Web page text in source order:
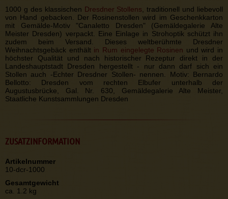
1000 g des klassischen Dresdner Stollens , traditionell und liebevoll
von Hand gebacken. Der Rosinenstollen wird im Geschenkkarton
mit Gemälde-Motiv "Canaletto Dresden" (Gemäldegalerie Alte
Meister Dresden) verpackt. Eine Einlage in Strohoptik schützt ihn
zudem beim Versand. Dieses weltberühmte Dresdner
Weihnachtsgebäck enthält in Rum eingelegte Rosinen und wird in
höchster Qualität und nach historischer Rezeptur direkt in der
Landeshauptstadt Dresden hergestellt - nur dann darf sich ein
Stollen auch -Echter Dresdner Stollen- nennen. Motiv: Bernardo
Bellotto: Dresden vom rechten Elbufer unterhalb der
Augustusbrücke, Gal. Nr. 630, Gemäldegalerie Alte Meister,
Staatliche Kunstsammlungen Dresden
ZUSATZINFORMATION
Artikelnummer
10-dcr-1000
Gesamtgewicht
ca. 1.2 kg